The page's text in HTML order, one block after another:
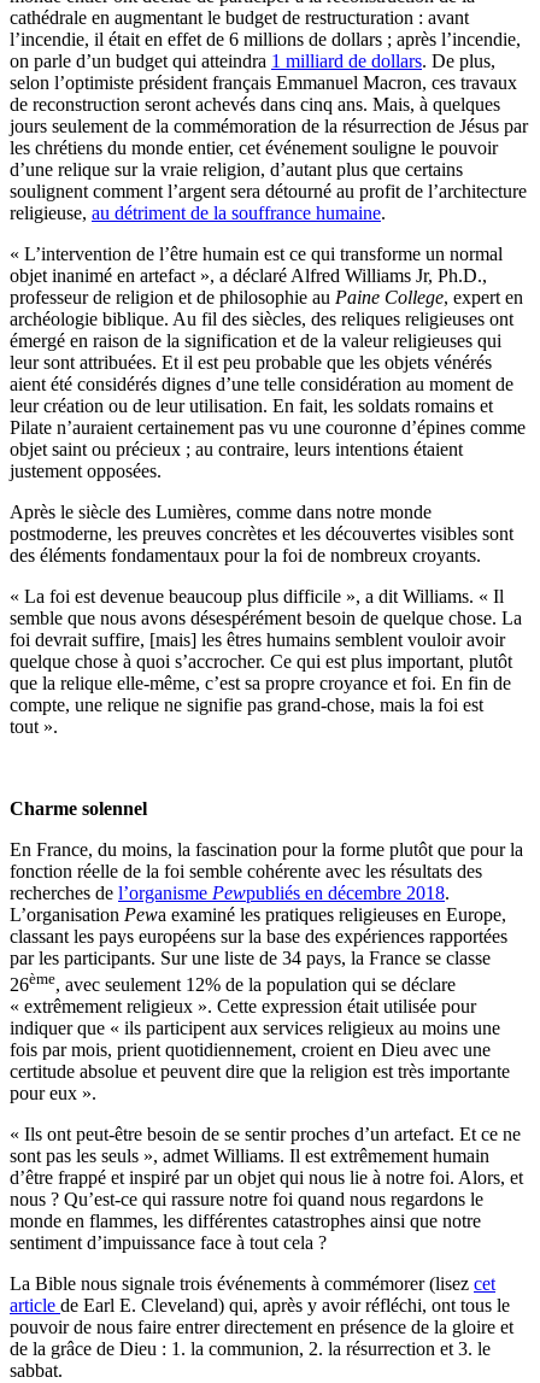
cathédrale en augmentant le budget de restructuration : avant
l’incendie, il était en effet de 6 millions de dollars ; après l’incendie,
on parle d’un budget qui atteindra 1 milliard de dollars. De plus,
selon l’optimiste président français Emmanuel Macron, ces travaux
de reconstruction seront achevés dans cinq ans. Mais, à quelques
jours seulement de la commémoration de la résurrection de Jésus par
les chrétiens du monde entier, cet événement souligne le pouvoir
d’une relique sur la vraie religion, d’autant plus que certains
soulignent comment l’argent sera détourné au profit de l’architecture
religieuse, au détriment de la souffrance humaine.
« L’intervention de l’être humain est ce qui transforme un normal
objet inanimé en artefact », a déclaré Alfred Williams Jr, Ph.D.,
professeur de religion et de philosophie au Paine College, expert en
archéologie biblique. Au fil des siècles, des reliques religieuses ont
émergé en raison de la signification et de la valeur religieuses qui
leur sont attribuées. Et il est peu probable que les objets vénérés
aient été considérés dignes d’une telle considération au moment de
leur création ou de leur utilisation. En fait, les soldats romains et
Pilate n’auraient certainement pas vu une couronne d’épines comme
objet saint ou précieux ; au contraire, leurs intentions étaient
justement opposées.
Après le siècle des Lumières, comme dans notre monde
postmoderne, les preuves concrètes et les découvertes visibles sont
des éléments fondamentaux pour la foi de nombreux croyants.
« La foi est devenue beaucoup plus difficile », a dit Williams. « Il
semble que nous avons désespérément besoin de quelque chose. La
foi devrait suffire, [mais] les êtres humains semblent vouloir avoir
quelque chose à quoi s’accrocher. Ce qui est plus important, plutôt
que la relique elle-même, c’est sa propre croyance et foi. En fin de
compte, une relique ne signifie pas grand-chose, mais la foi est
tout ».
Charme solennel
En France, du moins, la fascination pour la forme plutôt que pour la
fonction réelle de la foi semble cohérente avec les résultats des
recherches de l’organisme Pewpubliés en décembre 2018.
L’organisation Pewa examiné les pratiques religieuses en Europe,
classant les pays européens sur la base des expériences rapportées
par les participants. Sur une liste de 34 pays, la France se classe
26ème, avec seulement 12% de la population qui se déclare
« extrêmement religieux ». Cette expression était utilisée pour
indiquer que « ils participent aux services religieux au moins une
fois par mois, prient quotidiennement, croient en Dieu avec une
certitude absolue et peuvent dire que la religion est très importante
pour eux ».
« Ils ont peut-être besoin de se sentir proches d’un artefact. Et ce ne
sont pas les seuls », admet Williams. Il est extrêmement humain
d’être frappé et inspiré par un objet qui nous lie à notre foi. Alors, et
nous ? Qu’est-ce qui rassure notre foi quand nous regardons le
monde en flammes, les différentes catastrophes ainsi que notre
sentiment d’impuissance face à tout cela ?
La Bible nous signale trois événements à commémorer (lisez cet
article de Earl E. Cleveland) qui, après y avoir réfléchi, ont tous le
pouvoir de nous faire entrer directement en présence de la gloire et
de la grâce de Dieu : 1. la communion, 2. la résurrection et 3. le
sabbat.